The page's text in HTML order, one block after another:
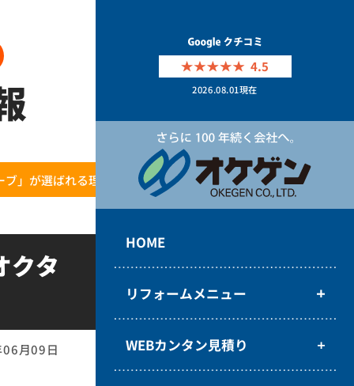
4.5
2026.08.01現在
HOME
リフォームメニュー
WEBカンタン見積り
ブ」が選ばれる理由とは...
クタ
月09日